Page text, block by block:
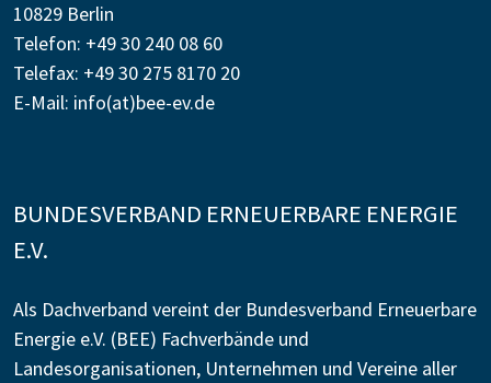
10829 Berlin
Telefon: +49 30 240 08 60
Telefax: +49 30 275 8170 20
E-Mail: info(at)bee-ev.de
BUNDESVERBAND ERNEUERBARE ENERGIE
E.V.
Als Dachverband vereint der Bundesverband Erneuerbare
Energie e.V. (BEE) Fachverbände und
Landesorganisationen, Unternehmen und Vereine aller